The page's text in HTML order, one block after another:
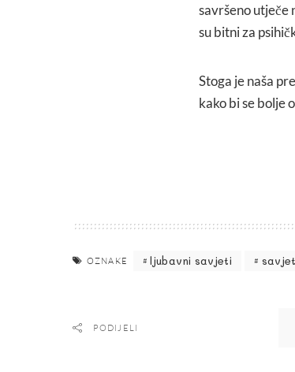
savršeno utječe
su bitni za
Stoga je naša
kako bi se bolje
OZNAKE ljubavni savjeti
PODIJELI